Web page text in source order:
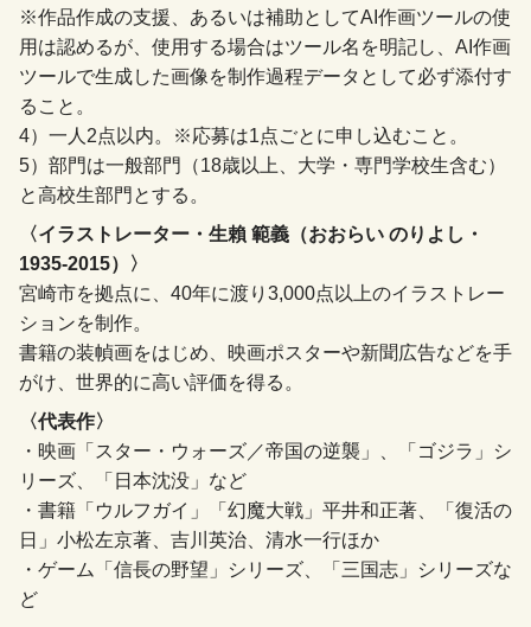
※作品作成の支援、あるいは補助としてAI作画ツールの使
用は認めるが、使用する場合はツール名を明記し、AI作画
ツールで生成した画像を制作過程データとして必ず添付す
ること。
4）一人2点以内。※応募は1点ごとに申し込むこと。
5）部門は一般部門（18歳以上、大学・専門学校生含む）
と高校生部門とする。
〈イラストレーター・生賴 範義（おおらい のりよし・
1935-2015）〉
宮崎市を拠点に、40年に渡り3,000点以上のイラストレー
ションを制作。
書籍の装幀画をはじめ、映画ポスターや新聞広告などを手
がけ、世界的に高い評価を得る。
〈代表作〉
・映画「スター・ウォーズ／帝国の逆襲」、「ゴジラ」シ
リーズ、「日本沈没」など
・書籍「ウルフガイ」「幻魔大戦」平井和正著、「復活の
日」小松左京著、吉川英治、清水一行ほか
・ゲーム「信長の野望」シリーズ、「三国志」シリーズな
ど